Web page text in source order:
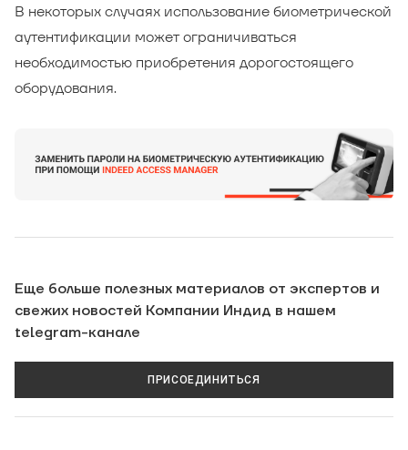
В некоторых случаях использование биометрической
аутентификации может ограничиваться
необходимостью приобретения дорогостоящего
оборудования.
Еще больше полезных материалов от экспертов и
свежих новостей Компании Индид в нашем
telegram-канале
ПРИСОЕДИНИТЬСЯ